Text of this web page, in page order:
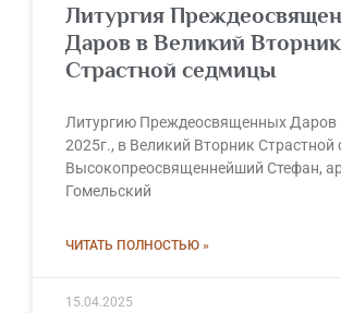
Литургия
Даров в Великий Вторник
Страстной седмицы
Литургию Преждеосвященных Даров
2025г., в Великий Вторник
Высокопреосвященнейший Стефан,
Гомельский
ЧИТАТЬ ПОЛНОСТЬЮ »
15.04.2025